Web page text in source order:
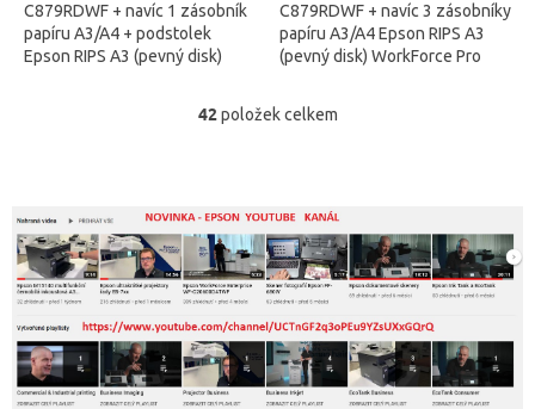
C879RDWF + navíc 1 zásobník
papíru A3/A4 + podstolek
Epson RIPS A3 (pevný disk)
(C11CH35401BR) - technologie
C879RDWF + navíc 3 zásobníky
papíru A3/A4 Epson RIPS A3
(pevný disk) WorkForce Pro
tisku za studena,...
O
d
a
c
í
p
r
v
k
y
42položek celkem